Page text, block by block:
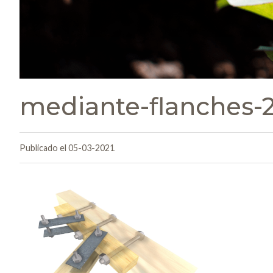
mediante-flanches-
Publicado el 05-03-2021